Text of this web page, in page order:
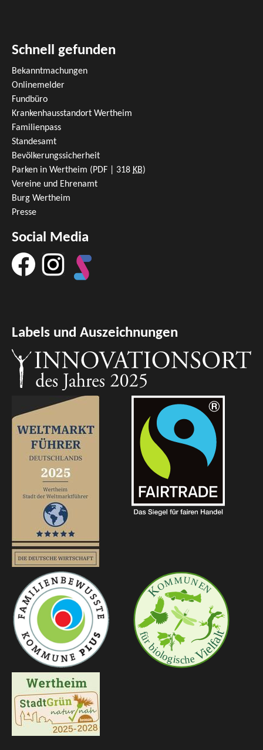
Schnell gefunden
Bekanntmachungen
Onlinemelder
Fundbüro
Krankenhausstandort Wertheim
Familienpass
Standesamt
Bevölkerungssicherheit
Parken in Wertheim (PDF | 318 KB)
Vereine und Ehrenamt
Burg Wertheim
Presse
Social Media
Labels und Auszeichnungen